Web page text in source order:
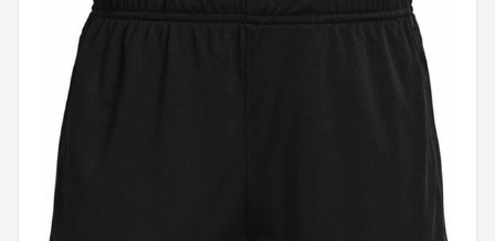
Toernooien
Golfsets
Drivers
Putters
Golfschoenen